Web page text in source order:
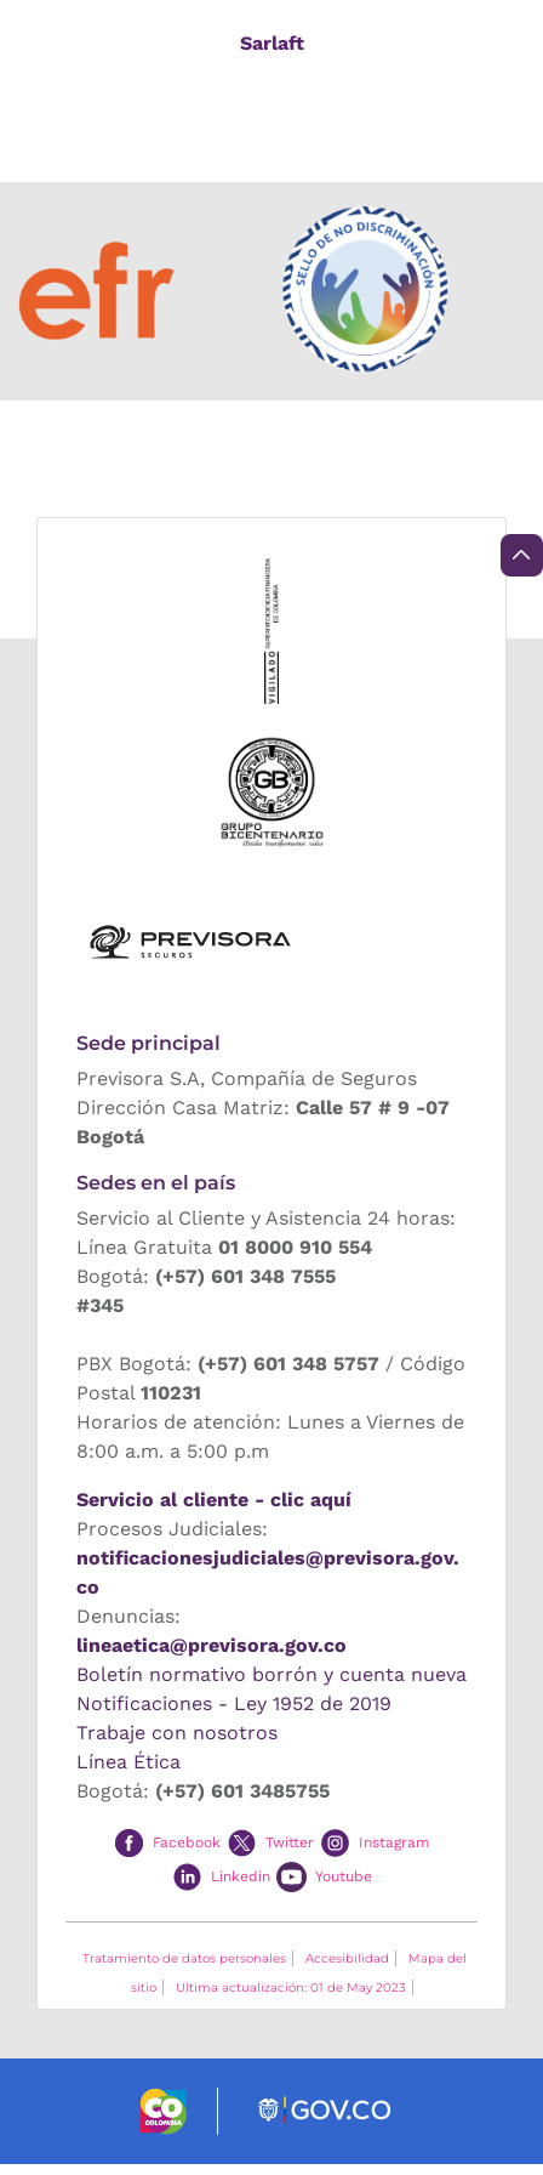
Sarlaft
Sede principal
Previsora S.A, Compañía de Seguros
Dirección Casa Matriz: Calle 57 # 9 -07
Bogotá
Sedes en el país
Servicio al Cliente y Asistencia 24 horas:
Línea Gratuita 01 8000 910 554
Bogotá: (+57) 601 348 7555
#345
PBX Bogotá: (+57) 601 348 5757 / Código
Postal 110231
Horarios de atención: Lunes a Viernes de
8:00 a.m. a 5:00 p.m
Servicio al cliente - clic aquí
Procesos Judiciales:
notificacionesjudiciales@previsora.gov.
co
Denuncias:
lineaetica@previsora.gov.co
Boletín normativo borrón y cuenta nueva
Notificaciones - Ley 1952 de 2019
Trabaje con nosotros
Línea Ética
Bogotá: (+57) 601 3485755
Facebook Twitter
Instagram
Linkedin
Youtube
Tratamiento de datos personales Accesibilidad
Mapa del
sitio
Ultima actualización: 01 de May 2023
Logo marca Colombia